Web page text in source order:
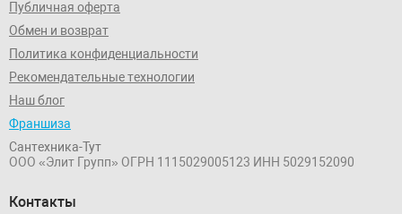
Публичная оферта
Обмен и возврат
Политика конфиденциальности
Рекомендательные технологии
Наш блог
Франшиза
Сантехника-Тут
ООО «Элит Групп» ОГРН 1115029005123 ИНН 5029152090
Контакты